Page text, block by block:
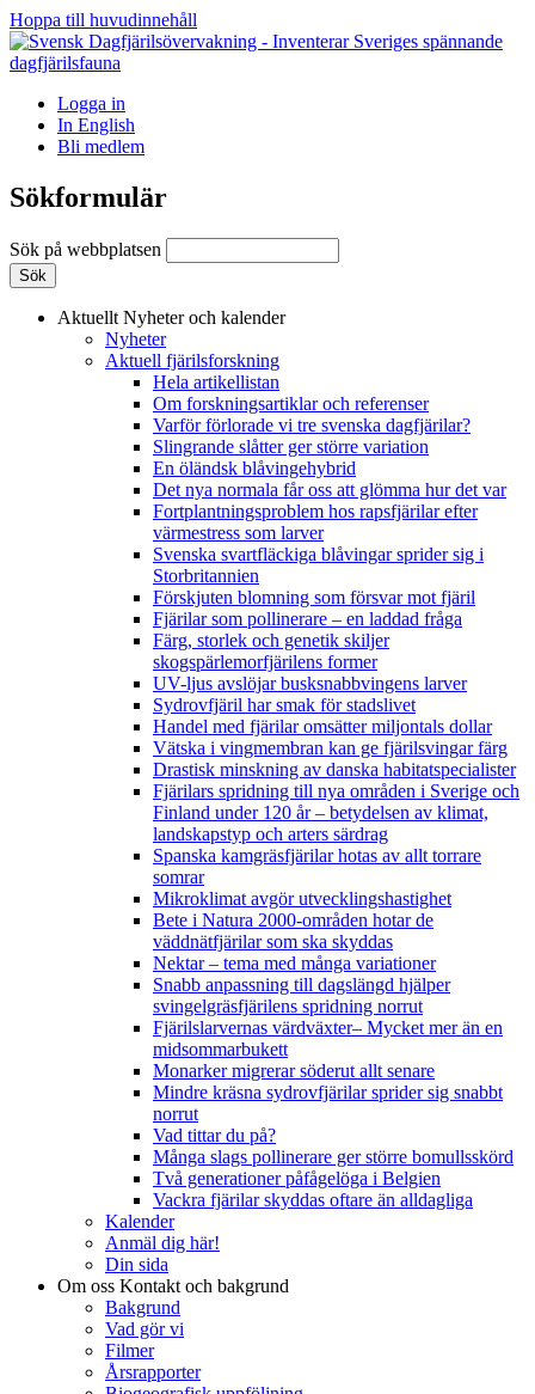
Hoppa till huvudinnehåll
Logga in
In English
Bli medlem
Sökformulär
Sök på webbplatsen
Aktuellt Nyheter och kalender
Nyheter
Aktuell fjärilsforskning
Hela artikellistan
Om forskningsartiklar och referenser
Varför förlorade vi tre svenska dagfjärilar?
Slingrande slåtter ger större variation
En öländsk blåvingehybrid
Det nya normala får oss att glömma hur det var
Fortplantningsproblem hos rapsfjärilar efter
värmestress som larver
Svenska svartfläckiga blåvingar sprider sig i
Storbritannien
Förskjuten blomning som försvar mot fjäril
Fjärilar som pollinerare – en laddad fråga
Färg, storlek och genetik skiljer
skogspärlemorfjärilens former
UV-ljus avslöjar busksnabbvingens larver
Sydrovfjäril har smak för stadslivet
Handel med fjärilar omsätter miljontals dollar
Vätska i vingmembran kan ge fjärilsvingar färg
Drastisk minskning av danska habitatspecialister
Fjärilars spridning till nya områden i Sverige och
Finland under 120 år– betydelsen av klimat,
landskapstyp och arters särdrag
Spanska kamgräsfjärilar hotas av allt torrare
somrar
Mikroklimat avgör utvecklingshastighet
Bete i Natura 2000-områden hotar de
väddnätfjärilar som ska skyddas
Nektar – tema med många variationer
Snabb anpassning till dagslängd hjälper
svingelgräsfjärilens spridning norrut
Fjärilslarvernas värdväxter– Mycket mer än en
midsommarbukett
Monarker migrerar söderut allt senare
Mindre kräsna sydrovfjärilar sprider sig snabbt
norrut
Vad tittar du på?
Många slags pollinerare ger större bomullsskörd
Två generationer påfågelöga i Belgien
Vackra fjärilar skyddas oftare än alldagliga
Kalender
Anmäl dig här!
Din sida
Om oss Kontakt och bakgrund
Bakgrund
Vad gör vi
Filmer
Årsrapporter